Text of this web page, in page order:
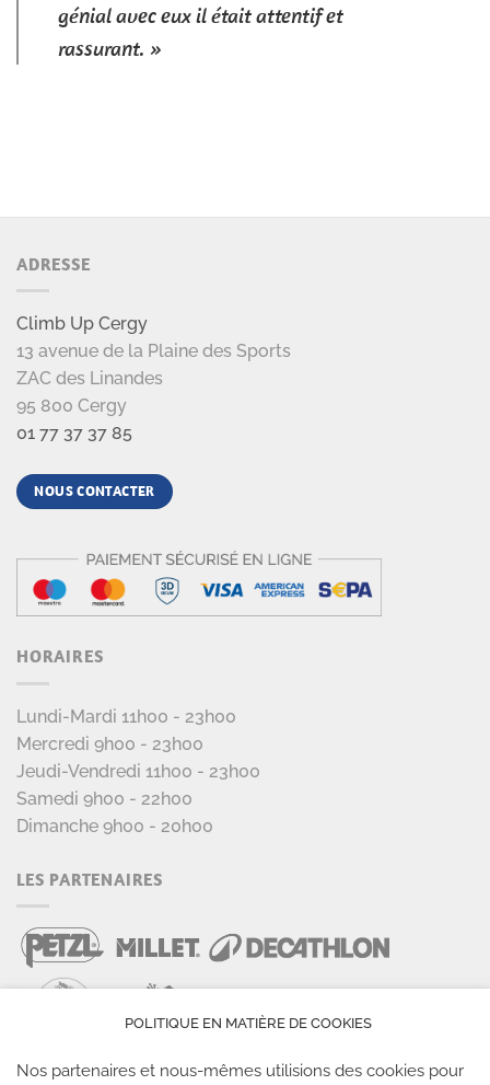
génial avec eux il était attentif et
rassurant. »
ADRESSE
Climb Up Cergy
13 avenue de la Plaine des Sports
ZAC des Linandes
95 800 Cergy
01 77 37 37 85
NOUS CONTACTER
HORAIRES
Lundi-Mardi 11h00 - 23h00
Mercredi 9h00 - 23h00
Jeudi-Vendredi 11h00 - 23h00
Samedi 9h00 - 22h00
Dimanche 9h00 - 20h00
LES PARTENAIRES
POLITIQUE EN MATIÈRE DE COOKIES
Nos partenaires et nous-mêmes utilisions des cookies pour